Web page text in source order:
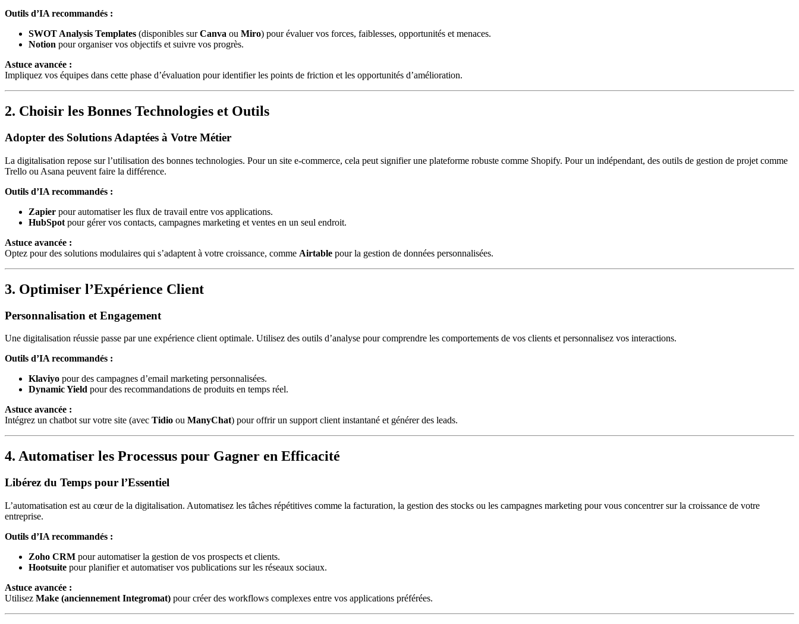
Outils d’IA recommandés :
SWOT Analysis Templates (disponibles surCanva ou Miro) pour évaluer vos forces, faiblesses, opportunités et menaces.
Notion pour organiser vos objectifs et suivre vos progrès.
Astuce avancée :
Impliquez vos équipes dans cette phase d’évaluation pour identifier les points de friction et les opportunités d’amélioration.
2. Choisir les Bonnes Technologies et Outils
Adopter des Solutions Adaptées à Votre Métier
La digitalisation repose sur l’utilisation des bonnes technologies. Pour un site e-commerce, cela peut signifier une plateforme robuste comme Shopify. Pour un indépendant, des outils de gestion de projet comme
Trello ou Asana peuvent faire la différence.
Outils d’IA recommandés :
Zapier pour automatiser les flux de travail entre vos applications.
HubSpot pour gérer vos contacts, campagnes marketing et ventes en un seul endroit.
Astuce avancée :
Optez pour des solutions modulaires qui s’adaptent à votre croissance, comme Airtable pour la gestion de données personnalisées.
3. Optimiser l’Expérience Client
Personnalisation et Engagement
Une digitalisation réussie passe par une expérience client optimale. Utilisez des outils d’analyse pour comprendre les comportements de vos clients et personnalisez vos interactions.
Outils d’IA recommandés :
Klaviyo pour des campagnes d’email marketing personnalisées.
Dynamic Yield pour des recommandations de produits en temps réel.
Astuce avancée :
Intégrez un chatbot sur votre site (avec Tidio ou ManyChat) pour offrir un support client instantané et générer des leads.
4. Automatiser les Processus pour Gagner en Efficacité
Libérez du Temps pour l’Essentiel
L’automatisation est au cœur de la digitalisation. Automatisez les tâches répétitives comme la facturation, la gestion des stocks ou les campagnes marketing pour vous concentrer sur la croissance de votre
entreprise.
Outils d’IA recommandés :
Zoho CRM pour automatiser la gestion de vos prospects et clients.
Hootsuite pour planifier et automatiser vos publications sur les réseaux sociaux.
Astuce avancée :
Utilisez Make (anciennement Integromat) pour créer des workflows complexes entre vos applications préférées.